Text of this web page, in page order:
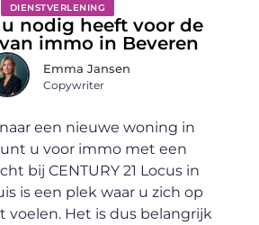
DIENSTVERLENING
nodig heeft voor de
immo in Beveren
Emma Jansen
Copywriter
een nieuwe woning in
u voor immo met een
bij CENTURY 21 Locus in
is een plek waar u zich op
voelen. Het is dus belangrijk